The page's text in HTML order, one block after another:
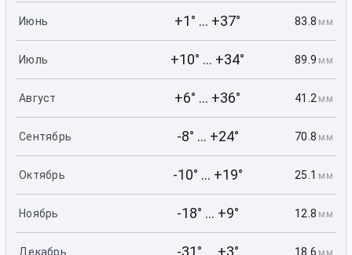
Июнь +1° ... +37° 83.8 мм
Июль +10° ... +34° 89.9 мм
Август +6° ... +36° 41.2 мм
Сентябрь -8° ... +24° 70.8 мм
Октябрь -10° ... +19° 25.1 мм
Ноябрь -18° ... +9° 12.8 мм
Декабрь -31° ... +3° 18.6 мм